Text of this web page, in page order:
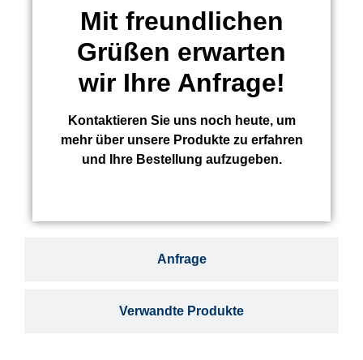
Anfrage
Verwandte Produkte
Mit freundlichen
Grüßen erwarten
wir Ihre Anfrage!
Kontaktieren Sie uns noch heute, um
mehr über unsere Produkte zu erfahren
und Ihre Bestellung aufzugeben.